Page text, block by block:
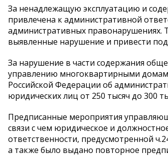
За ненадлежащую эксплуатацию и
привлечена к административной
административных правонарушениях.
выявленные нарушение и привести
За нарушение в части содержания
управлению многоквартирными
Российской Федерации об
юридических лиц от 250 тысяч до 300
Предписанные мероприятия
связи с чем юридическое и
ответственности, предусмотренной
а также было выдано повторное